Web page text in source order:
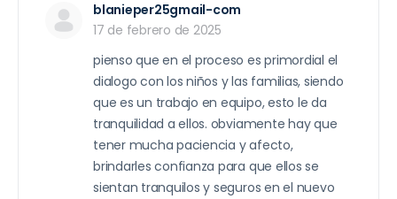
blanieper25gmail-com
17 de febrero de 2025
pienso que en el proceso es primordial el
dialogo con los niños y las familias, siendo
que es un trabajo en equipo, esto le da
tranquilidad a ellos. obviamente hay que
tener mucha paciencia y afecto,
brindarles confianza para que ellos se
sientan tranquilos y seguros en el nuevo